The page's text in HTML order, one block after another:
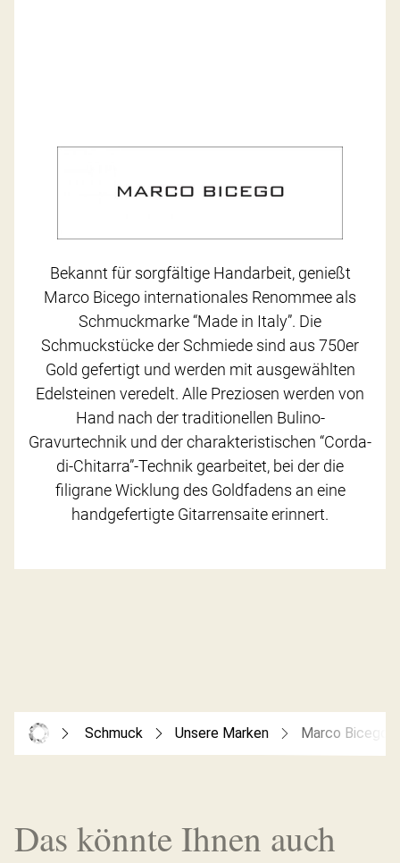
Bekannt für sorgfältige Handarbeit, genießt
Marco Bicego internationales Renommee als
Schmuckmarke “Made in Italy”. Die
Schmuckstücke der Schmiede sind aus 750er
Gold gefertigt und werden mit ausgewählten
Edelsteinen veredelt. Alle Preziosen werden von
Hand nach der traditionellen Bulino-
Gravurtechnik und der charakteristischen “Corda-
di-Chitarra”-Technik gearbeitet, bei der die
filigrane Wicklung des Goldfadens an eine
handgefertigte Gitarrensaite erinnert.
Schmuck Unsere Marken Marco Bicego
Das könnte Ihnen auch